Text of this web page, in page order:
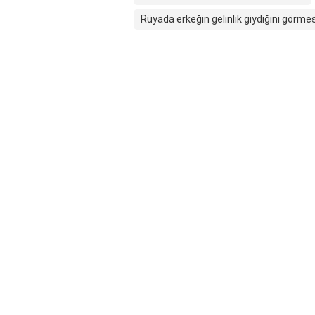
Rüyada erkeğin gelinlik giydiğini